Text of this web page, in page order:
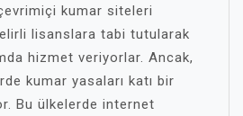
kumar siteleri
lisanslara tabi tutularak
hizmet veriyorlar. Ancak,
kumar yasaları katı bir
Bu ülkelerde internet